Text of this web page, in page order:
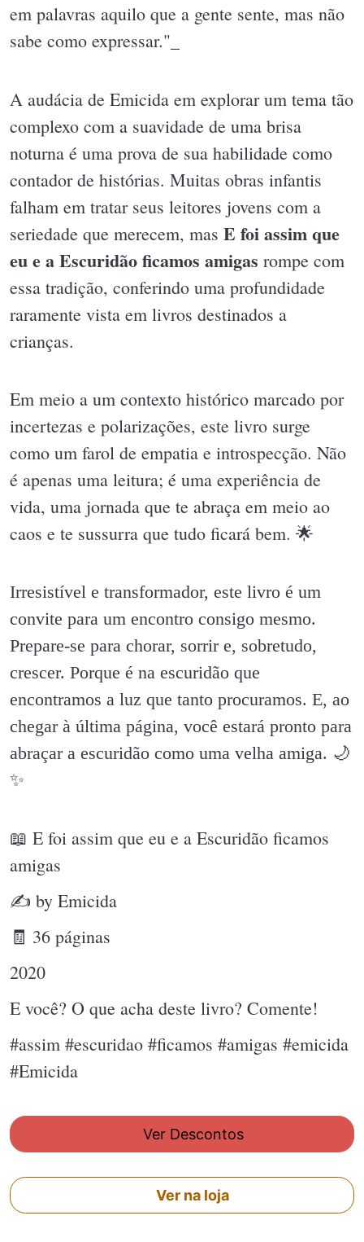
em palavras aquilo que a gente sente, mas não
sabe como expressar."_
A audácia de Emicida em explorar um tema tão
complexo com a suavidade de uma brisa
noturna é uma prova de sua habilidade como
contador de histórias. Muitas obras infantis
falham em tratar seus leitores jovens com a
seriedade que merecem, mas E foi assim que
eu e a Escuridão ficamos amigas rompe com
essa tradição, conferindo uma profundidade
raramente vista em livros destinados a
crianças.
Em meio a um contexto histórico marcado por
incertezas e polarizações, este livro surge
como um farol de empatia e introspecção. Não
é apenas uma leitura; é uma experiência de
vida, uma jornada que te abraça em meio ao
caos e te sussurra que tudo ficará bem. 🌟
Irresistível e transformador, este livro é um
convite para um encontro consigo mesmo.
Prepare-se para chorar, sorrir e, sobretudo,
crescer. Porque é na escuridão que
encontramos a luz que tanto procuramos. E, ao
chegar à última página, você estará pronto para
abraçar a escuridão como uma velha amiga. 🌙
✨️
📖 E foi assim que eu e a Escuridão ficamos
amigas
✍ by Emicida
🧾 36 páginas
2020
E você? O que acha deste livro? Comente!
#assim #escuridao #ficamos #amigas #emicida
#Emicida
Ver Descontos
Ver na loja